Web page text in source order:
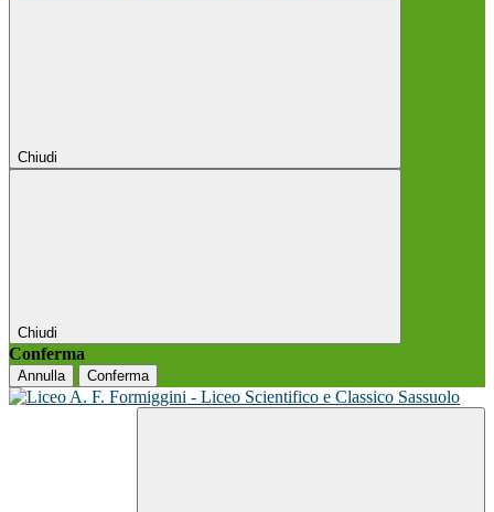
Chiudi
Chiudi
Conferma
Annulla Conferma